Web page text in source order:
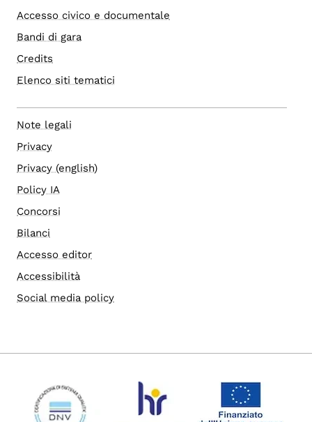
Accesso civico e documentale
Bandi di gara
Credits
Elenco siti tematici
Note legali
Privacy
Privacy (english)
Policy IA
Concorsi
Bilanci
Accesso editor
Accessibilità
Social media policy